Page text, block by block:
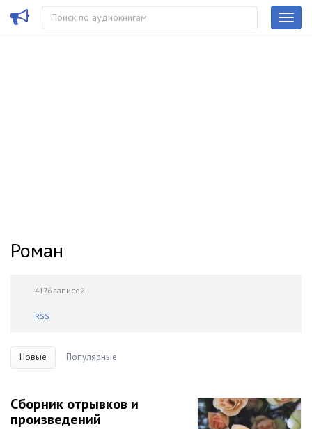
Роман
4176 записей
RSS
Новые Популярные
Сборник отрывков и
произведений